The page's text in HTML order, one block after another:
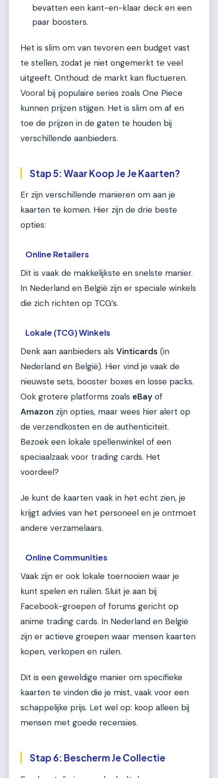
bevatten een kant-en-klaar deck en een
paar boosters.
Het is slim om van tevoren een budget vast
te stellen, zodat je niet ongemerkt te veel
uitgeeft. Onthoud: de markt kan fluctueren.
Vooral bij populaire series zoals One Piece
kunnen prijzen stijgen. Het is slim om af en
toe de prijzen in de gaten te houden bij
verschillende aanbieders.
Stap 5: Waar Koop Je Je Kaarten?
Er zijn verschillende manieren om aan je
kaarten te komen. Hier zijn de drie beste
opties:
Online Retailers
Dit is vaak de makkelijkste en snelste manier.
In Nederland en België zijn er speciale winkels
die zich richten op TCG’s.
Lokale (TCG) Winkels
Denk aan aanbieders als Vinticards (in
Nederland en België). Hier vind je vaak de
nieuwste sets, booster boxes en losse packs.
Ook grotere platforms zoals eBay of
Amazon zijn opties, maar wees hier alert op
de verzendkosten en de authenticiteit.
Bezoek een lokale spellenwinkel of een
speciaalzaak voor trading cards. Het
voordeel?
Je kunt de kaarten vaak in het echt zien, je
krijgt advies van het personeel en je ontmoet
andere verzamelaars.
Online Communities
Vaak zijn er ook lokale toernooien waar je
kunt spelen en ruilen. Sluit je aan bij
Facebook-groepen of forums gericht op
anime trading cards. In Nederland en België
zijn er actieve groepen waar mensen kaarten
kopen, verkopen en ruilen.
Dit is een geweldige manier om specifieke
kaarten te vinden die je mist, vaak voor een
schappelijke prijs. Let wel op: koop alleen bij
mensen met goede recensies.
Stap 6: Bescherm Je Collectie